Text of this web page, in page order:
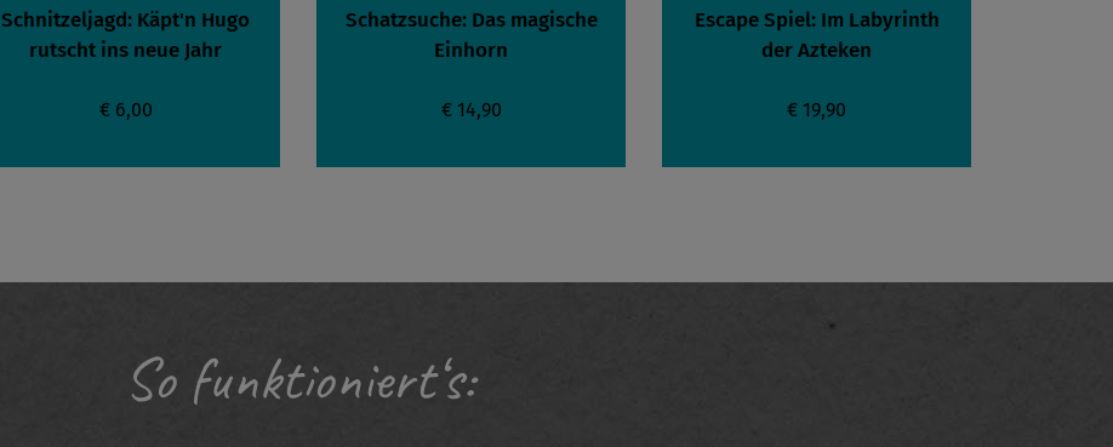
Schnitzeljagd: Käpt'n Hugo
rutscht ins neue Jahr
€ 6,00
Schatzsuche: Das magische
Einhorn
€ 14,90
Escape Spiel: Im Labyrinth
der Azteken
€ 19,90
So funktioniert‘s: